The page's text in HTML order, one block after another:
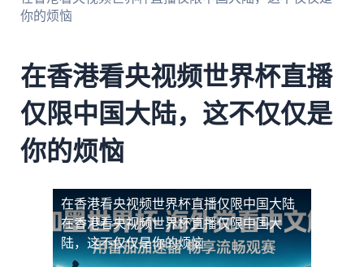
你的烦恼
在香港看央视频世界杯直播
仅限中国大陆，这不仅仅是
你的烦恼
在香港看央视频世界杯直播仅限中国大陆
在香港看央视频世界杯直播仅限中国大
陆，这不仅仅是你的烦恼